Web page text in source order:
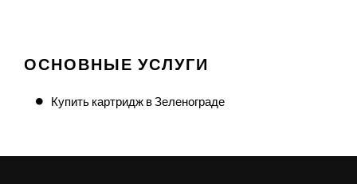
ОСНОВНЫЕ УСЛУГИ
Купить картридж в Зеленограде